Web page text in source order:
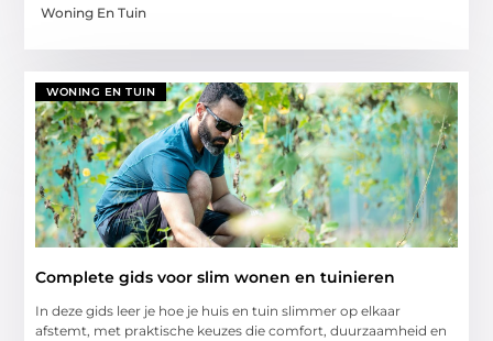
Woning En Tuin
WONING EN TUIN
Complete gids voor slim wonen en tuinieren
In deze gids leer je hoe je huis en tuin slimmer op elkaar
afstemt, met praktische keuzes die comfort, duurzaamheid en